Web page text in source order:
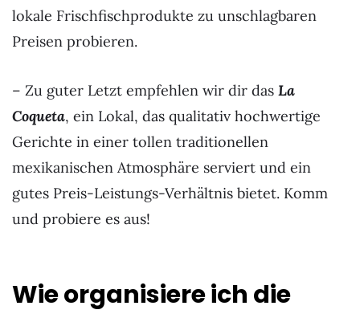
lokale Frischfischprodukte zu unschlagbaren
Preisen probieren.
– Zu guter Letzt empfehlen wir dir das La
Coqueta, ein Lokal, das qualitativ hochwertige
Gerichte in einer tollen traditionellen
mexikanischen Atmosphäre serviert und ein
gutes Preis-Leistungs-Verhältnis bietet. Komm
und probiere es aus!
Wie organisiere ich die